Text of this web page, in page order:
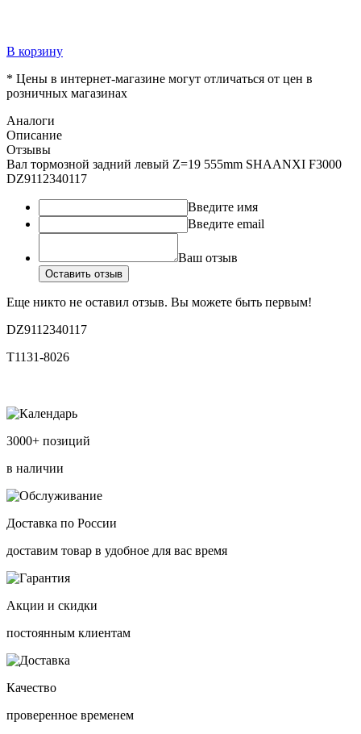
В корзину
* Цены в интернет-магазине могут отличаться от цен в
розничных магазинах
Аналоги
Описание
Отзывы
Вал тормозной задний левый Z=19 555mm SHAANXI F3000
DZ9112340117
Введите имя
Введите email
Ваш отзыв
Оставить отзыв
Еще никто не оставил отзыв. Вы можете быть первым!
DZ9112340117
T1131-8026
3000+ позиций
в наличии
Доставка по России
доставим товар в удобное для вас время
Акции и скидки
постоянным клиентам
Качество
проверенное временем